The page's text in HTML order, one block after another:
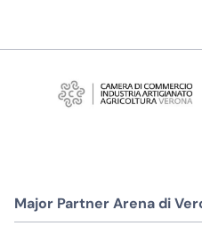
Major Partner Arena di